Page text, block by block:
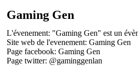
Gaming Gen
L'évenement: "Gaming Gen" est un
Site web de l'evenement: Gaming Gen
Page facebook: Gaming Gen
Page twitter: @gaminggenlan